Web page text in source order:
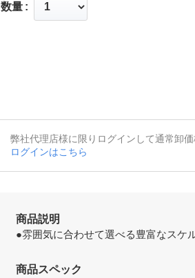
数量
弊社代理店様に限りログインして通常卸
ログインはこちら
商品説明
●雰囲気に合わせて選べる豊富なスケ
商品スペック